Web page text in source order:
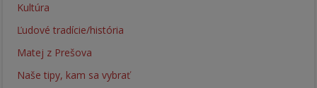
Kultúra
Ľudové tradície/história
Matej z Prešova
Naše tipy, kam sa vybrať